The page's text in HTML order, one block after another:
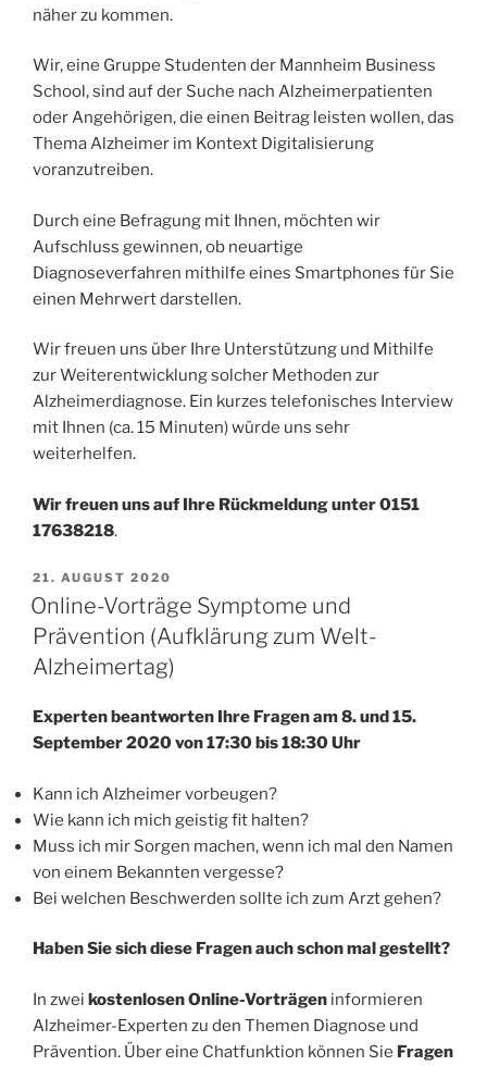
näher zu kommen.
Wir, eine Gruppe Studenten der Mannheim Business
School, sind auf der Suche nach Alzheimerpatienten
oder Angehörigen, die einen Beitrag leisten wollen, das
Thema Alzheimer im Kontext Digitalisierung
voranzutreiben.
Durch eine Befragung mit Ihnen, möchten wir
Aufschluss gewinnen, ob neuartige
Diagnoseverfahren mithilfe eines Smartphones für Sie
einen Mehrwert darstellen.
Wir freuen uns über Ihre Unterstützung und Mithilfe
zur Weiterentwicklung solcher Methoden zur
Alzheimerdiagnose. Ein kurzes telefonisches Interview
mit Ihnen (ca. 15 Minuten) würde uns sehr
weiterhelfen.
Wir freuen uns auf Ihre Rückmeldung unter 0151
17638218.
VERÖFFENTLICHT
AM
21. AUGUST 2020
Online-Vorträge Symptome und
Prävention (Aufklärung zum Welt-
Alzheimertag)
Experten beantworten Ihre Fragen am 8. und 15.
September 2020 von 17:30 bis 18:30 Uhr
Kann ich Alzheimer vorbeugen?
Wie kann ich mich geistig fit halten?
Muss ich mir Sorgen machen, wenn ich mal den Namen
von einem Bekannten vergesse?
Bei welchen Beschwerden sollte ich zum Arzt gehen?
Haben Sie sich diese Fragen auch schon mal gestellt?
In zwei kostenlosen Online-Vorträgen informieren
Alzheimer-Experten zu den Themen Diagnose und
Prävention. Über eine Chatfunktion können Sie Fragen